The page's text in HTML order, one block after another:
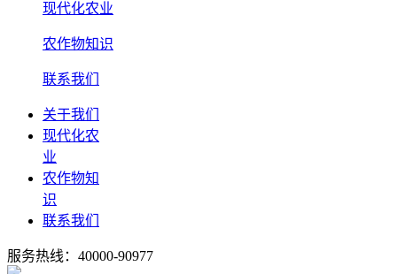
现代化农业
农作物知识
联系我们
关于我们
现代化农
业
农作物知
识
联系我们
服务热线：40000-90977